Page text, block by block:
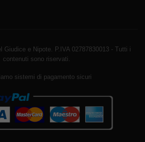
Giudice e Nipote. P.IVA 02787830013 - Tutti i
contenuti sono riservati.
sistemi di pagamento sicuri